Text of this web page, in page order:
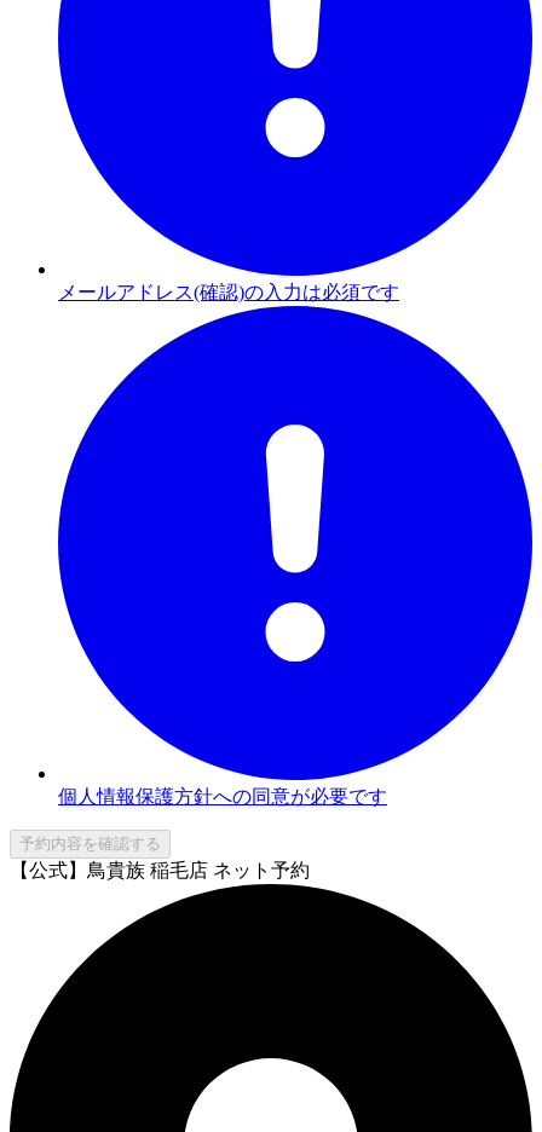
メールアドレス(確認)の入力は必須です
個人情報保護方針への同意が必要です
予約内容を確認する
【公式】鳥貴族 稲毛店 ネット予約